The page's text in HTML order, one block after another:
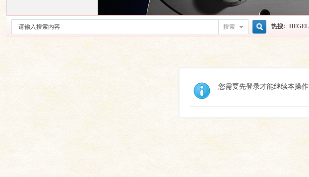
搜索
搜
索
热搜: HEGEL
您需要先登录才能继续本操作